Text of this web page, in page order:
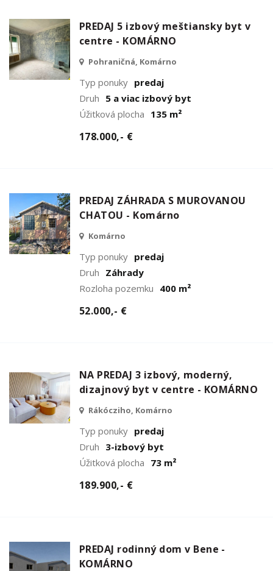
PREDAJ 5 izbový meštiansky byt v
centre - KOMÁRNO
Pohraničná, Komárno
Typ ponuky predaj
Druh 5 a viac izbový byt
Úžitková plocha 135 m²
178.000,- €
PREDAJ ZÁHRADA S MUROVANOU
CHATOU - Komárno
Komárno
Typ ponuky predaj
Druh Záhrady
Rozloha pozemku 400 m²
52.000,- €
NA PREDAJ 3 izbový, moderný,
dizajnový byt v centre - KOMÁRNO
Rákócziho, Komárno
Typ ponuky predaj
Druh 3-izbový byt
Úžitková plocha 73 m²
189.900,- €
PREDAJ rodinný dom v Bene -
KOMÁRNO